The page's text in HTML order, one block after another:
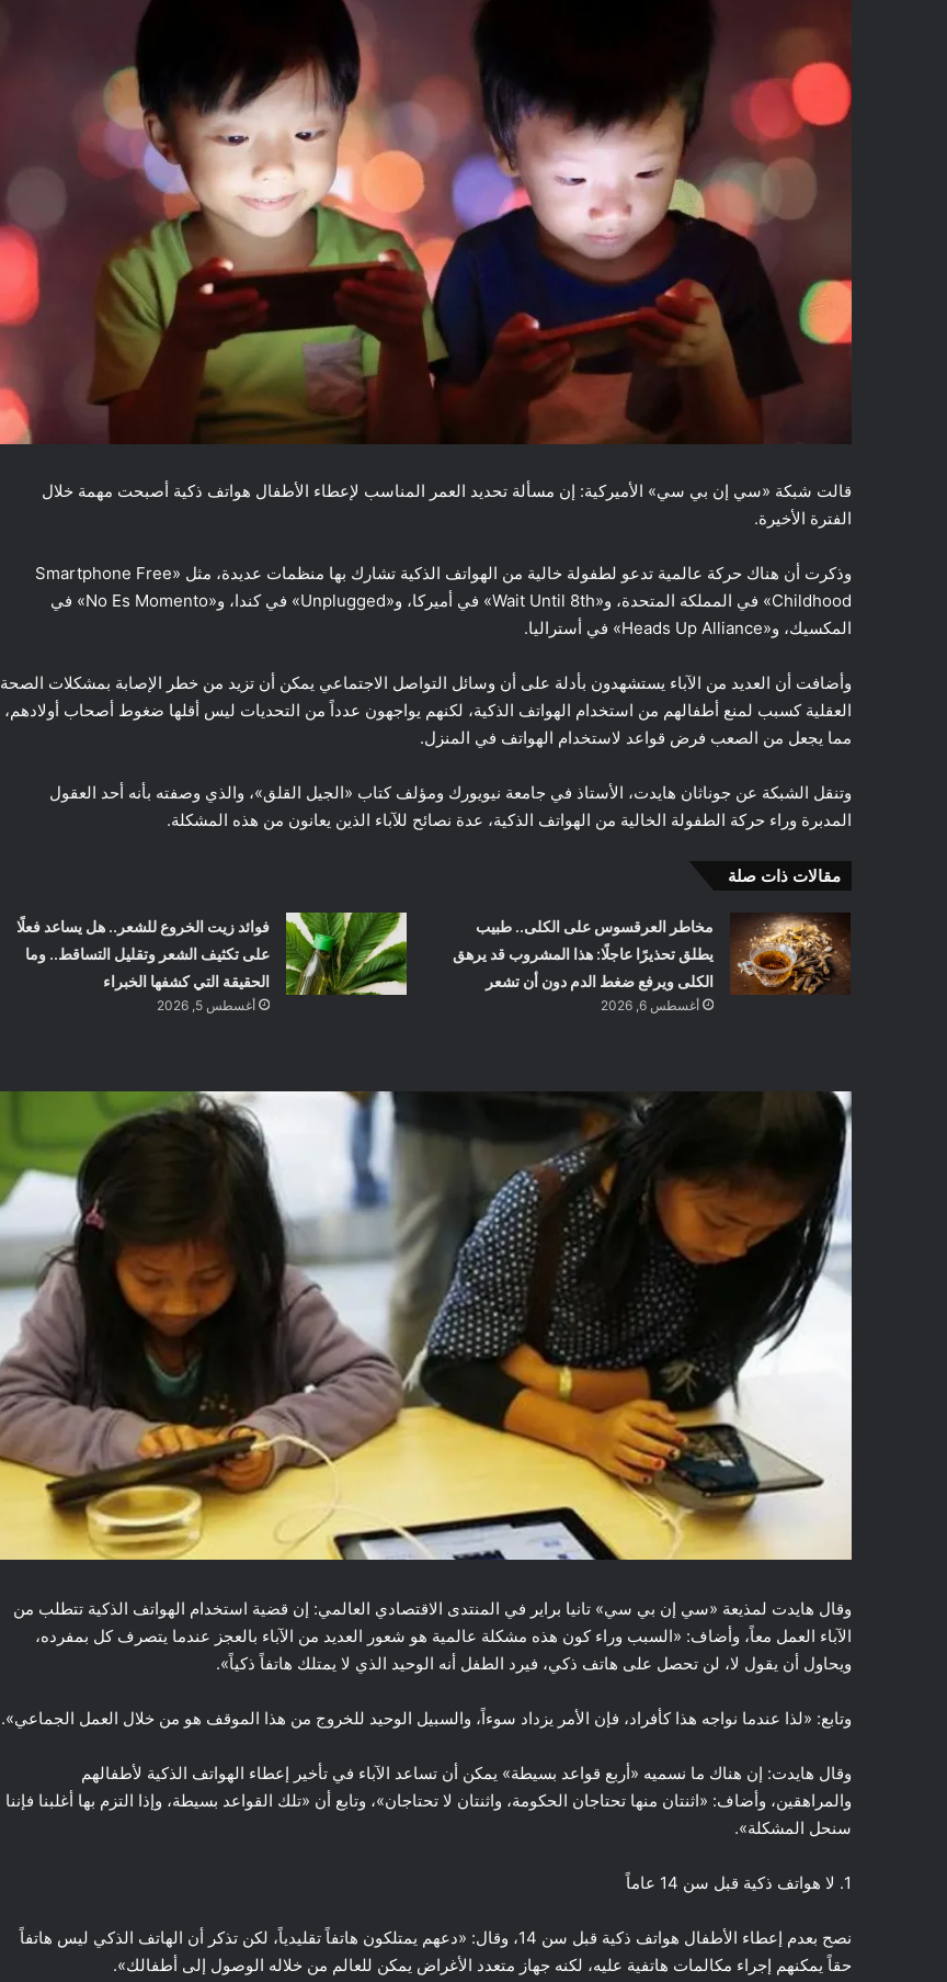
قالت شبكة «سي إن بي سي» الأميركية: إن مسألة تحديد العمر المناسب لإعطاء الأطفال هواتف ذكية أصبحت مهمة خلال
الفترة الأخيرة.
وذكرت أن هناك حركة عالمية تدعو لطفولة خالية من الهواتف الذكية تشارك بها منظمات عديدة، مثل «Smartphone Free
Childhood» في المملكة المتحدة، و«Wait Until 8th» في أميركا، و«Unplugged» في كندا، و«No Es Momento» في
المكسيك، و«Heads Up Alliance» في أستراليا.
وأضافت أن العديد من الآباء يستشهدون بأدلة على أن وسائل التواصل الاجتماعي يمكن أن تزيد من خطر الإصابة بمشكلات الصحة
العقلية كسبب لمنع أطفالهم من استخدام الهواتف الذكية، لكنهم يواجهون عدداً من التحديات ليس أقلها ضغوط أصحاب أولادهم،
مما يجعل من الصعب فرض قواعد لاستخدام الهواتف في المنزل.
وتنقل الشبكة عن جوناثان هايدت، الأستاذ في جامعة نيويورك ومؤلف كتاب «الجيل القلق»، والذي وصفته بأنه أحد العقول
المدبرة وراء حركة الطفولة الخالية من الهواتف الذكية، عدة نصائح للآباء الذين يعانون من هذه المشكلة.
مقالات ذات صلة
مخاطر العرقسوس على الكلى.. طبيب
يطلق تحذيرًا عاجلًا: هذا المشروب قد يرهق
الكلى ويرفع ضغط الدم دون أن تشعر
أغسطس 6, 2026
فوائد زيت الخروع للشعر.. هل يساعد فعلًا
على تكثيف الشعر وتقليل التساقط.. وما
الحقيقة التي كشفها الخبراء
أغسطس 5, 2026
وقال هايدت لمذيعة «سي إن بي سي» تانيا براير في المنتدى الاقتصادي العالمي: إن قضية استخدام الهواتف الذكية تتطلب من
الآباء العمل معاً، وأضاف: «السبب وراء كون هذه مشكلة عالمية هو شعور العديد من الآباء بالعجز عندما يتصرف كل بمفرده،
ويحاول أن يقول لا، لن تحصل على هاتف ذكي، فيرد الطفل أنه الوحيد الذي لا يمتلك هاتفاً ذكياً».
وتابع: «لذا عندما نواجه هذا كأفراد، فإن الأمر يزداد سوءاً، والسبيل الوحيد للخروج من هذا الموقف هو من خلال العمل الجماعي».
وقال هايدت: إن هناك ما نسميه «أربع قواعد بسيطة» يمكن أن تساعد الآباء في تأخير إعطاء الهواتف الذكية لأطفالهم
والمراهقين، وأضاف: «اثنتان منها تحتاجان الحكومة، واثنتان لا تحتاجان»، وتابع أن «تلك القواعد بسيطة، وإذا التزم بها أغلبنا فإننا
سنحل المشكلة».
1. لا هواتف ذكية قبل سن 14 عاماً
نصح بعدم إعطاء الأطفال هواتف ذكية قبل سن 14، وقال: «دعهم يمتلكون هاتفاً تقليدياً، لكن تذكر أن الهاتف الذكي ليس هاتفاً
حقاً يمكنهم إجراء مكالمات هاتفية عليه، لكنه جهاز متعدد الأغراض يمكن للعالم من خلاله الوصول إلى أطفالك».